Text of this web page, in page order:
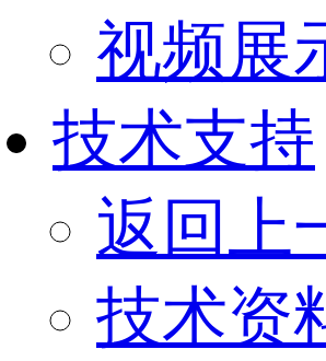
视频展
技术支持
返回上
技术资